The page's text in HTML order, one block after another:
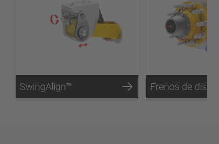
SwingAlign™